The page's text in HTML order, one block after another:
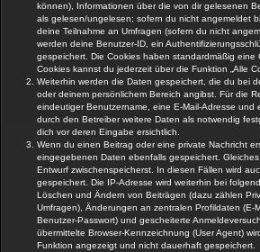
können), Informationen über die von dir gelesenen
als gelesen/ungelesen; sofern du nicht angemeldet
deine Teilnahme an Umfragen (sofern du nicht
werden deine Benutzer-ID, ein
gespeichert. Die Cookies haben standardmäßig eine
Cookies kannst du jederzeit über die Funktion „Alle
Weiterhin werden die Daten gespeichert, die du bei
oder deinem persönlichem Bereich angibst. Für die
eindeutiger Benutzername, eine E-Mail-Adresse und
durch den Betreiber weitere Daten als notwendig
dich vor deren Eingabe ersichtlich.
Wenn du einen Beitrag oder eine private Nachricht
eingegebenen Daten ebenfalls gespeichert.
Entwurf zwischenspeicherst. In diesen Fällen wird
gespeichert. Die IP-Adresse wird weiterhin bei
Löschen und Ändern von Beiträgen (dazu zählen
Umfragen), Änderungen an zentralen Profildaten (E-
Benutzer-Passwort) und gescheiterte
übermittelte Browser-Kennzeichnung (User Agent)
Funktion angezeigt und nicht dauerhaft gespeichert.